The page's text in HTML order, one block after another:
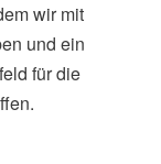
wir mit
und ein
für die